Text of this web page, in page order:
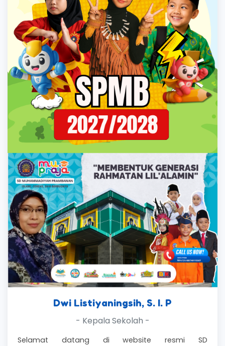
Dwi Listiyaningsih, S. I. P
- Kepala Sekolah -
Selamat datang di website resmi SD